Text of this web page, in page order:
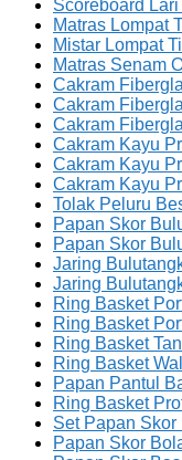
Scoreboard
Matras Lompat
Mistar Lompat
Matras Senam
Cakram
Cakram
Cakram
Cakram Kayu
Cakram Kayu
Cakram Kayu
Tolak Peluru
Papan Skor
Papan Skor
Jaring
Jaring
Ring Basket
Ring Basket
Ring Basket
Ring Basket
Papan Pantul
Ring Basket
Set Papan
Papan Skor